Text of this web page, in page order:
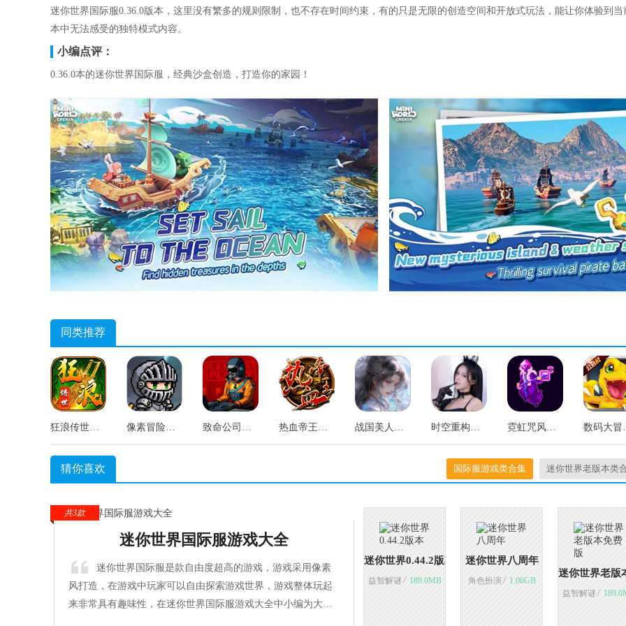
迷你世界国际服0.36.0版本，这里没有繁多的规则限制，也不存在时间约束，有的只是无限的创造空间和开放式玩法，能让你体验到当
本中无法感受的独特模式内容。
小编点评：
0.36.0本的迷你世界国际服，经典沙盒创造，打造你的家园！
同类推荐
狂浪传世手游无广告版 像素冒险村正版 致命公司废品星球手游版 热血帝王无广告版 战国美人官方版 时空重构手机版 霓虹咒风暴手机最新版 数
猜你喜欢 国际服游戏类合集 迷你世界老版本类
共3款
迷你世界国际服游戏大全
迷你世界国际服是款自由度超高的游戏，游戏采用像素
风打造，在游戏中玩家可以自由探索游戏世界，游戏整体玩起
来非常具有趣味性，在迷你世界国际服游戏大全中小编为大家
迷你世界0.44.2版本
益智解谜/ 189.0MB
迷你世界八周年
角色扮演/ 1.06GB
迷你世界老版
益智解谜/